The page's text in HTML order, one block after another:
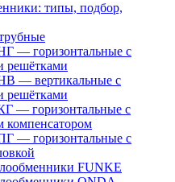
типы, подбор,
— горизонтальные с
решётками
— вертикальные с
решётками
— горизонтальные с
компенсатором
— горизонтальные с
FUNKE